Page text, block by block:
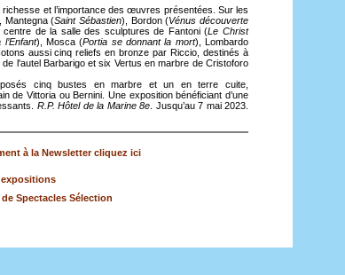
et l’importance des œuvres présentées. Sur les
, Mantegna (Saint Sébastien), Bordon (Vénus découverte
centre de la salle des sculptures de Fantoni (Le Christ
), Mosca (Portia se donnant la mort), Lombardo
aussi cinq reliefs en bronze par Riccio, destinés à
l'autel Barbarigo et six Vertus en marbre de Cristoforo
cinq bustes en marbre et un en terre cuite,
de Vittoria ou Bernini. Une exposition bénéficiant d’une
R.P. Hôtel de la Marine 8e. Jusqu’au 7 mai 2023.
à la Newsletter cliquez ici
expositions
Spectacles Sélection